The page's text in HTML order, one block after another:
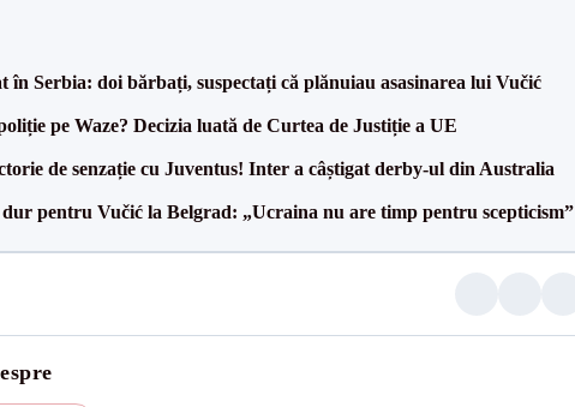
în Serbia: doi bărbați, suspectați că plănuiau asasinarea lui Vučić
pe Waze? Decizia luată de Curtea de Justiție a UE
de senzație cu Juventus! Inter a câștigat derby-ul din Australia
dur pentru Vučić la Belgrad: „Ucraina nu are timp pentru scepticism”